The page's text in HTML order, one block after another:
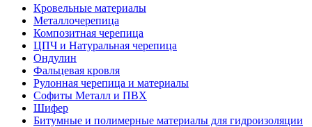
Кровельные материалы
Металлочерепица
Композитная черепица
ЦПЧ и Натуральная черепица
Ондулин
Фальцевая кровля
Рулонная черепица и материалы
Софиты Металл и ПВХ
Шифер
Битумные и полимерные материалы для гидроизоляции